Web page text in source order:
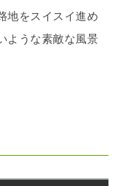
地をスイスイ進め
ような素敵な風景